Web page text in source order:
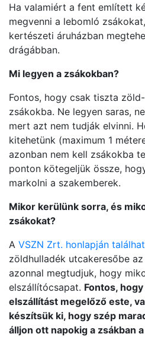
Ha valamiért a fent említett
megvenni a lebomló
kertészeti áruházban
drágábban.
Mi legyen a zsákokban?
Fontos, hogy csak tiszta
zsákokba. Ne legyen saras,
mert azt nem tudják elvinni.
kitehetünk (maximum 1
azonban nem kell zsákokba
ponton kötegeljük össze,
markolni a szakemberek.
Mikor kerülünk sorra, és
zsákokat?
A VSZN Zrt. honlapján
zöldhulladék utcakeresőbe
azonnal megtudjuk, hogy
elszállítócsapat. Fontos,
elszállítást megelőző este,
készítsük ki, hogy szép
álljon ott napokig a zsákban